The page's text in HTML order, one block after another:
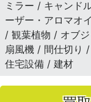
ミラー / キャンド
ーザー・アロマオ
/ 観葉植物 / オブ
扇風機 / 間仕切り
住宅設備 / 建材